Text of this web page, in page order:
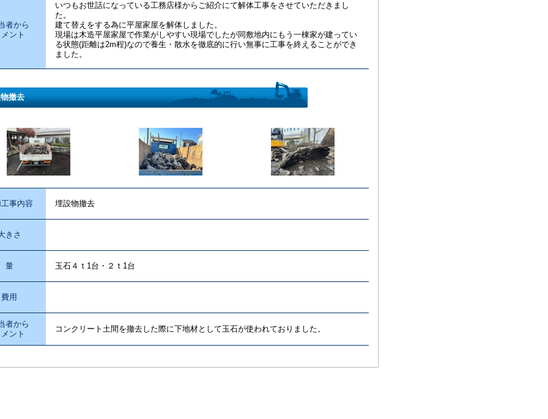
者から
ント
いつもお世話になっている工務店様からご紹介にて解体工事をさせていただきまし
た。
建て替えをする為に平屋家屋を解体しました。
現場は木造平屋家屋で作業がしやすい現場でしたが同敷地内にもう一棟家が建ってい
る状態(距離は2m程)なので養生・散水を徹底的に行い無事に工事を終えることができ
ました。
撤去
事内容 埋設物撤去
きさ
量 玉石４ｔ1台・２ｔ1台
費用
者から
ント
コンクリート土間を撤去した際に下地材として玉石が使われておりました。